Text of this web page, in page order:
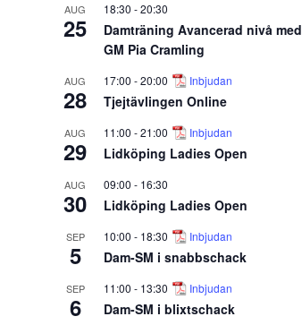
AUG
25
18:30 -20:30
Damträning Avancerad nivå med
GM Pia Cramling
AUG
28
17:00 -20:00 Inbjudan
Tjejtävlingen Online
AUG
29
11:00 -21:00 Inbjudan
Lidköping Ladies Open
AUG
30
09:00 - 16:30
Lidköping Ladies Open
SEP
5
10:00 - 18:30 Inbjudan
Dam-SM i snabbschack
SEP
6
11:00 - 13:30 Inbjudan
Dam-SM i blixtschack